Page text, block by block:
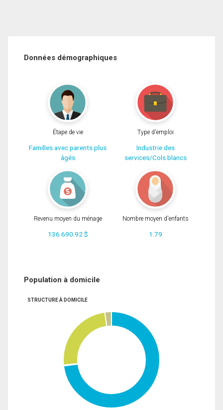
Données démographiques
Étape de vie
Familles avec parents plus
âgés
Type d'emploi
Industrie des
services/Cols blancs
Revenu moyen du ménage
136 690.92 $
Nombre moyen d'enfants
1.79
Population à domicile
STRUCTURE À DOMICILE